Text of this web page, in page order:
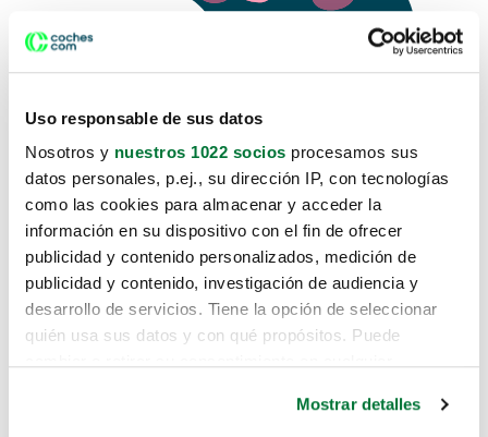
Uso responsable de sus datos
Nosotros y nuestros 1022 socios procesamos sus
datos personales, p.ej., su dirección IP, con tecnologías
como las cookies para almacenar y acceder la
información en su dispositivo con el fin de ofrecer
publicidad y contenido personalizados, medición de
publicidad y contenido, investigación de audiencia y
desarrollo de servicios. Tiene la opción de seleccionar
quién usa sus datos y con qué propósitos. Puede
Mostrar detalles
Lo sentimos, no sabemos como
te hemos traido hasta aquí.
Pero puedes encontrar el coche que estás
buscando en alguno de estos enlaces: